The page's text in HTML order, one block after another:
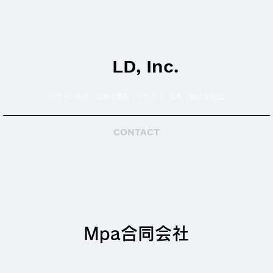
LD, Inc.
CONTACT
Mpa合同会社